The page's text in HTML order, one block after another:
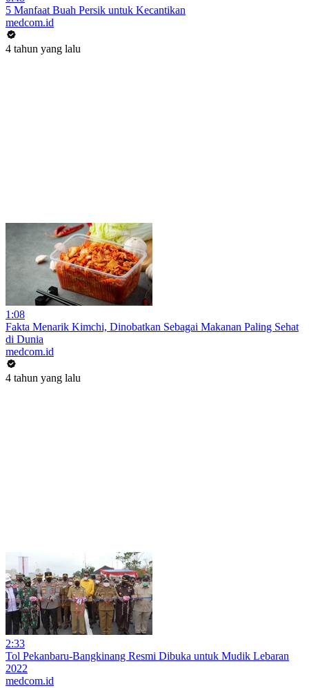
5 Manfaat Buah Persik untuk Kecantikan
medcom.id
4 tahun yang lalu
1:08
Fakta Menarik Kimchi, Dinobatkan Sebagai Makanan Paling Sehat
di Dunia
medcom.id
4 tahun yang lalu
2:33
Tol Pekanbaru-Bangkinang Resmi Dibuka untuk Mudik Lebaran
2022
medcom.id